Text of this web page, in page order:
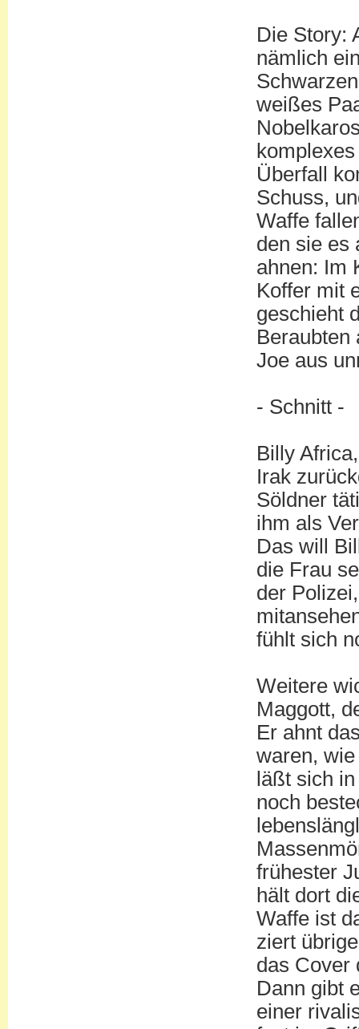
Die Story:
nämlich
weißes
Überfall
Schuss,
Waffe
den sie es
ahnen: Im
Koffer mit
geschieht
Beraubten
Joe aus
- Schnitt -
Billy
Irak
Söldner
ihm als
Das will
die Frau
der
fühlt sich
Weitere
Maggott,
Er ahnt
waren,
läßt sich
noch
frühester
hält dort
Waffe ist
ziert
das Cover
Dann gibt
einer